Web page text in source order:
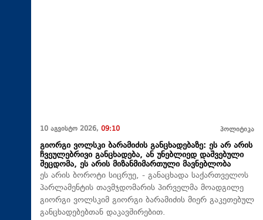
10 აგვისტო 2026, 09:10 პოლიტიკა
გიორგი ვოლსკი ბარამიძის განცხადებაზე: ეს არ არის
ჩვეულებრივი განცხადება, ან უნებლიედ დაშვებული
შეცდომა, ეს არის მიზანმიმართული მავნებლობა
ეს არის ბოროტი სიცრუე, - განაცხადა საქართველოს
პარლამენტის თავმჯდომარის პირველმა მოადგილე
გიორგი ვოლსკიმ გიორგი ბარამიძის მიერ გაკეთებულ
განცხადებებთან დაკავშირებით.